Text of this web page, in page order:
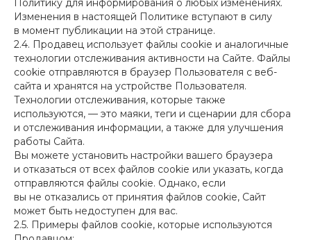
Политику для информирования о любых изменениях.
Изменения в настоящей Политике вступают в силу
в момент публикации на этой странице.
2.4. Продавец использует файлы cookie и аналогичные
технологии отслеживания активности на Сайте. Файлы
cookie отправляются в браузер Пользователя с веб-
сайта и хранятся на устройстве Пользователя.
Технологии отслеживания, которые также
используются, — это маяки, теги и сценарии для сбора
и отслеживания информации, а также для улучшения
работы Сайта.
Вы можете установить настройки вашего браузера
и отказаться от всех файлов cookie или указать, когда
отправляются файлы cookie. Однако, если
вы не отказались от принятия файлов cookie, Сайт
может быть недоступен для вас.
2.5. Примеры файлов cookie, которые используются